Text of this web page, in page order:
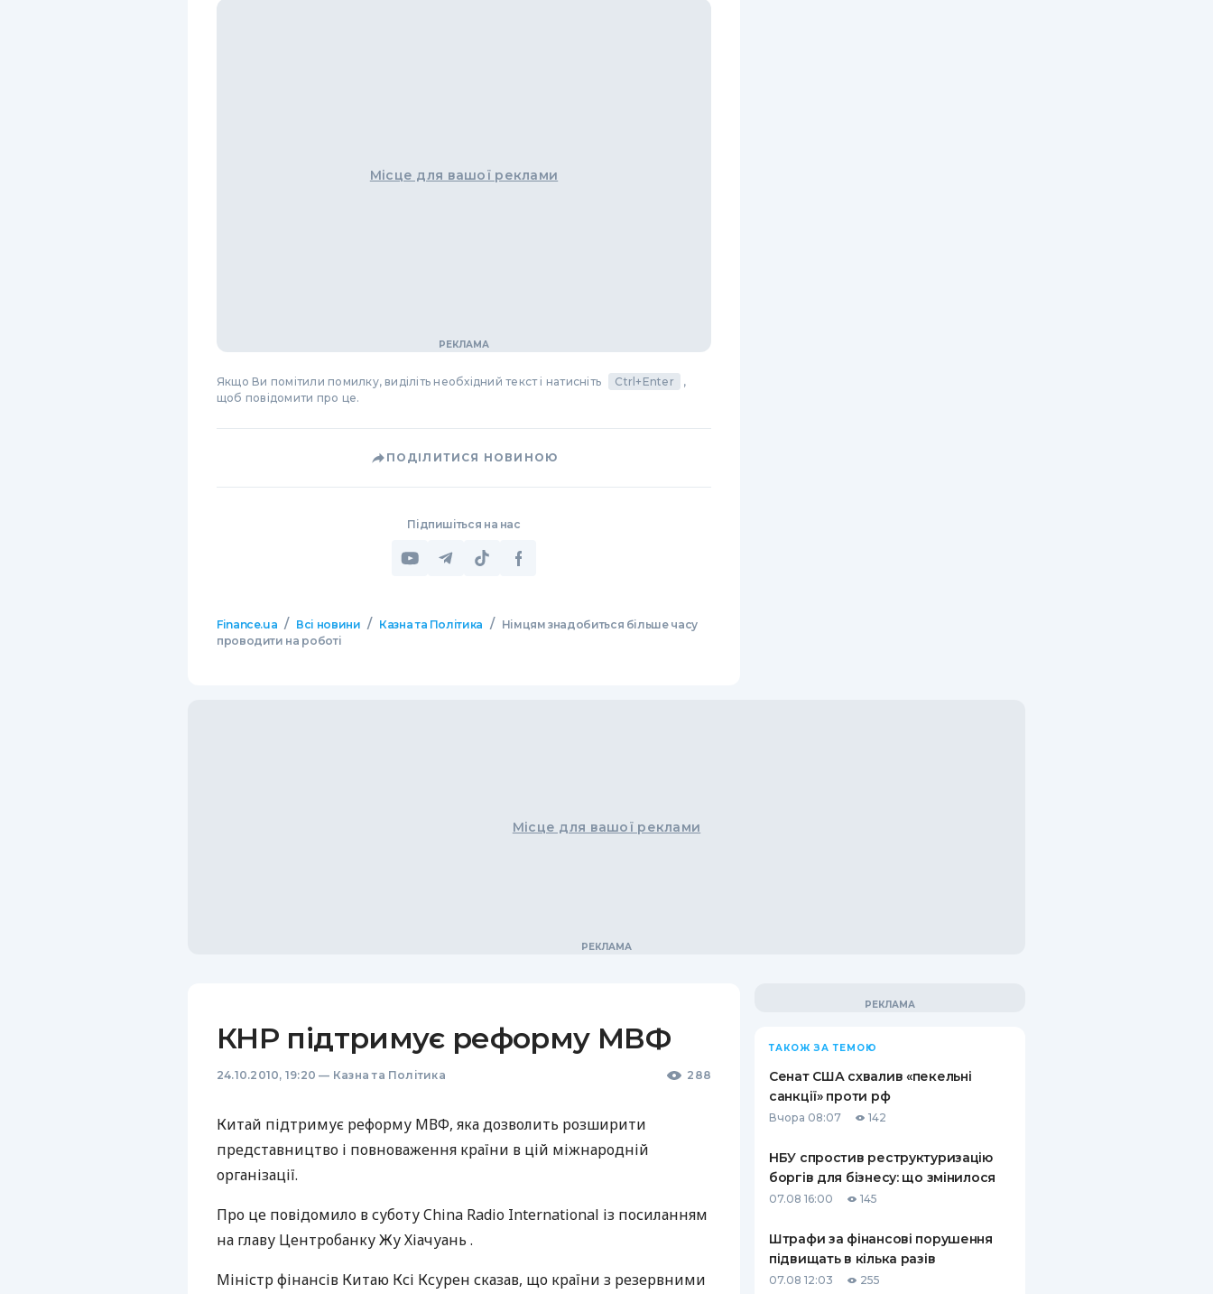
Місце для вашої реклами
Якщо Ви помітили помилку, виділіть необхідний текст і натисніть Ctrl+Enter
,
щоб повідомити про це.
ПОДІЛИТИСЯ НОВИНОЮ
Підпишіться на нас
Finance.ua / Всі новини / Казна та Політика /
Німцям знадобиться більше часу
проводити на роботі
Місце для вашої реклами
КНР підтримує реформу МВФ
24.10.2010, 19:20 — Казна та Політика 288
Китай підтримує реформу МВФ, яка дозволить розширити
представництво і повноваження країни в цій міжнародній
організації.
Про це повідомило в суботу China Radio International із посиланням
на главу Центробанку Жу Хіачуань .
Міністр фінансів Китаю Ксі Ксурен сказав, що країни з резервними
ТАКОЖ ЗА ТЕМОЮ
Сенат США схвалив «пекельні
санкції» проти рф
Вчора 08:07 142
НБУ спростив реструктуризацію
боргів для бізнесу: що змінилося
07.08 16:00 145
Штрафи за фінансові порушення
підвищать в кілька разів
07.08 12:03 255